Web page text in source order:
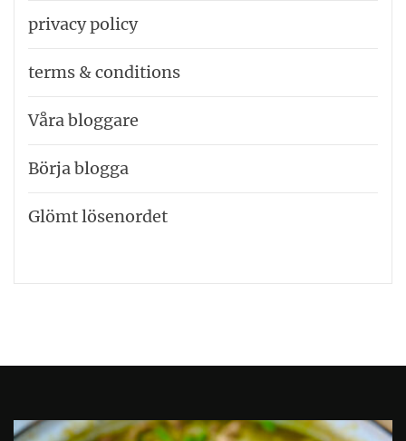
privacy policy
terms & conditions
Våra bloggare
Börja blogga
Glömt lösenordet